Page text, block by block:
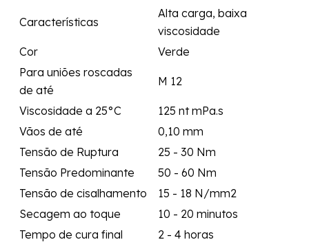
Características
Alta carga, baixa
viscosidade
Cor
Verde
Para uniões roscadas
de até
M 12
Viscosidade a 25°C
125 nt mPa.s
Vãos de até
0,10 mm
Tensão de Ruptura
25 - 30 Nm
Tensão Predominante
50 - 60 Nm
Tensão de cisalhamento
15 - 18 N/mm2
Secagem ao toque
10 - 20 minutos
Tempo de cura final
2 - 4 horas